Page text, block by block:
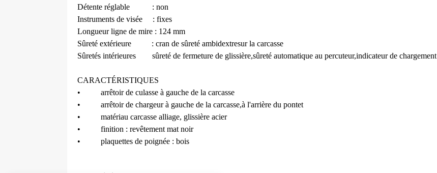
Détente réglable
: non
Instruments de visée
: fixes
Longueur ligne de mire : 124 mm
Sûreté extérieure
: cran de sûreté ambidextresur la carcasse
Sûretés intérieures
sûreté de fermeture de glissière,sûreté automatique au percuteur,indicateur de chargement
CARACTÉRISTIQUES
•
arrêtoir de culasse à gauche de la carcasse
•
arrêtoir de chargeur à gauche de la carcasse,à l'arrière du pontet
•
matériau carcasse alliage, glissière acier
•
finition : revêtement mat noir
•
plaquettes de poignée : bois